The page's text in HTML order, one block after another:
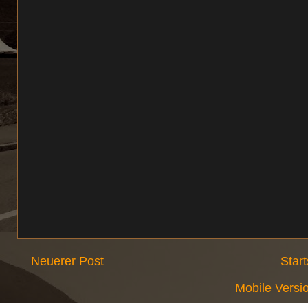
Neuerer Post
Mobile